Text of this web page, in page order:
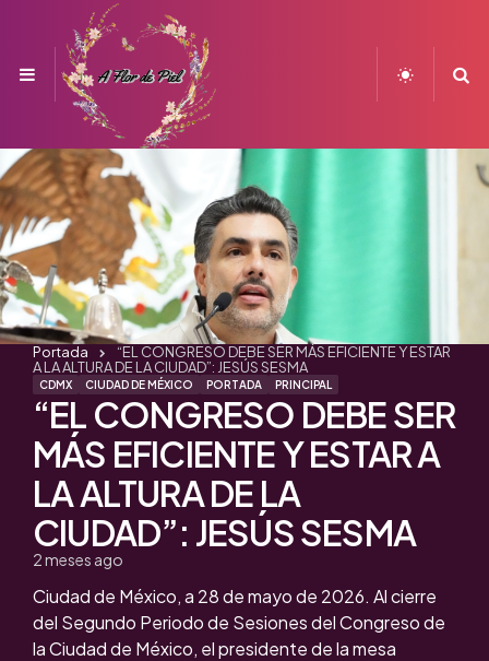
Menu
CDMX CIUDAD DE MÉXICO PORTADA PRINCIPAL
“EL CONGRESO DEBE SER
MÁS EFICIENTE Y ESTAR A
LA ALTURA DE LA
CIUDAD”: JESÚS SESMA
2 meses ago
Portada
“EL CONGRESO DEBE SER MÁS EFICIENTE Y ESTAR
A LA ALTURA DE LA CIUDAD”: JESÚS SESMA
Ciudad de México, a 28 de mayo de 2026. Al cierre
del Segundo Periodo de Sesiones del Congreso de
la Ciudad de México, el presidente de la mesa